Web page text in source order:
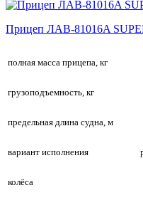
Прицеп ЛАВ-81016A
полная масса прицепа, кг
грузоподъемность, кг
предельная длина судна, м
вариант исполнения
колёса